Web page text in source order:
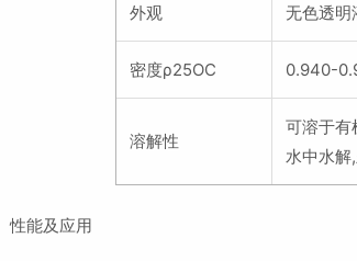
外观 无色透明
密度ρ25OC 0.940-
溶解性
可溶于有
水中水解
性能及应用